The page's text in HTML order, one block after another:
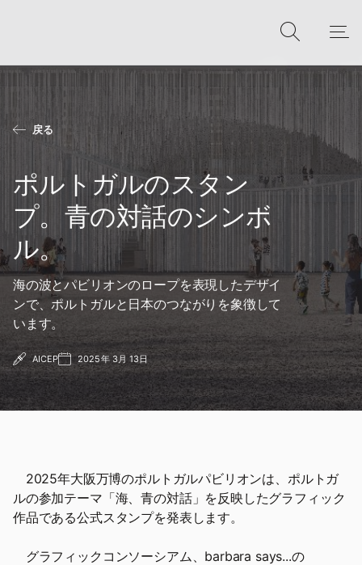
戻る
ポルトガルのスタン
プ。青の対話のシンボ
ル。
海の波とパビリオンのロープを表現したデザイ
ンで、ポルトガルと日本のつながりを象徴して
います。
AICEP 2025年 3月 13日
2025年大阪万博のポルトガルパビリオンは、ポルトガ
ルの参加テーマ「海、青の対話」を反映したグラフィック
作品である公式スタンプを発表します。
グラフィックコンソーシアム、barbara says...の